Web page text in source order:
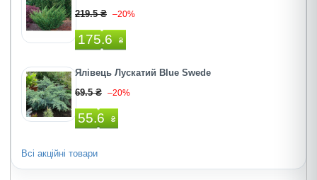
219.5 ₴ –20%
175.6 ₴
Ялівець Лускатий Blue Swede
69.5 ₴ –20%
55.6 ₴
Всі акційні товари